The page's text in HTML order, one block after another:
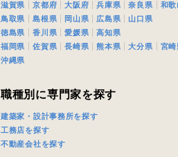
滋賀県
京都府 大阪府 兵庫県 奈良県
和歌
鳥取県
島根県 岡山県 広島県
山口県
徳島県
香川県 愛媛県
高知県
福岡県
佐賀県 長崎県 熊本県 大分県 宮崎
沖縄県
職種別に専門家を探す
建築家・設計事務所を探す
工務店を探す
不動産会社を探す